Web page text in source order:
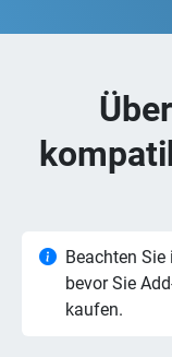
Beachten
bevor Sie
kaufen.